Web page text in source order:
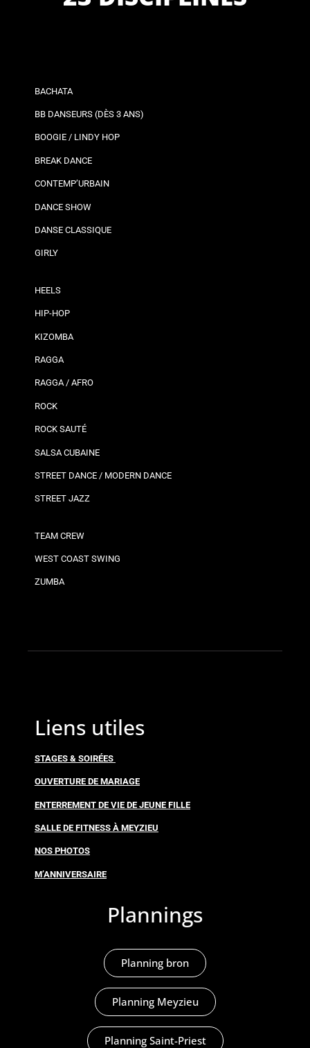
BACHATA
BB DANSEURS (DÈS 3 ANS)
BOOGIE / LINDY HOP
BREAK DANCE
CONTEMP’URBAIN
DANCE SHOW
DANSE CLASSIQUE
GIRLY
HEELS
HIP-HOP
KIZOMBA
RAGGA
RAGGA / AFRO
ROCK
ROCK SAUTÉ
SALSA CUBAINE
STREET DANCE / MODERN DANCE
STREET JAZZ
TEAM CREW
WEST COAST SWING
ZUMBA
Liens utiles
STAGES & SOIRÉES
OUVERTURE DE MARIAGE
ENTERREMENT DE VIE DE JEUNE FILLE
SALLE DE FITNESS À MEYZIEU
NOS PHOTOS
M’ANNIVERSAIRE
Plannings
Planning bron
Planning Meyzieu
Planning Saint-Priest